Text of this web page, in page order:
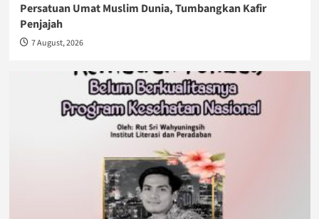
Persatuan Umat Muslim Dunia, Tumbangkan Kafir
Penjajah
7 August, 2026